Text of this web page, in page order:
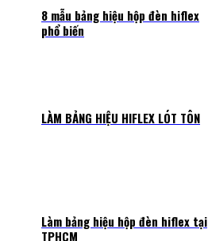
8 mẫu bảng hiệu hộp đèn hiflex
phổ biến
LÀM BẢNG HIỆU HIFLEX LÓT TÔN
Làm bảng hiệu hộp đèn hiflex tại
TPHCM